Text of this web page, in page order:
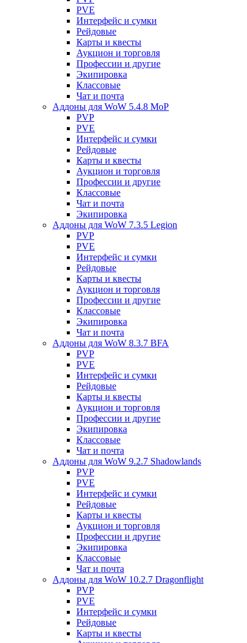
PVE
Интерфейс и сумки
Рейдовые
Карты и квесты
Аукцион и торговля
Профессии и другие
Экипировка
Классовые
Чат и почта
Аддоны для WoW 5.4.8 MoP
PVP
PVE
Интерфейс и сумки
Рейдовые
Карты и квесты
Аукцион и торговля
Профессии и другие
Классовые
Чат и почта
Экипировка
Аддоны для WoW 7.3.5 Legion
PVP
PVE
Интерфейс и сумки
Рейдовые
Карты и квесты
Аукцион и торговля
Профессии и другие
Классовые
Экипировка
Чат и почта
Аддоны для WoW 8.3.7 BFA
PVP
PVE
Интерфейс и сумки
Рейдовые
Карты и квесты
Аукцион и торговля
Профессии и другие
Экипировка
Классовые
Чат и почта
Аддоны для WoW 9.2.7 Shadowlands
PVP
PVE
Интерфейс и сумки
Рейдовые
Карты и квесты
Аукцион и торговля
Профессии и другие
Экипировка
Классовые
Чат и почта
Аддоны для WoW 10.2.7 Dragonflight
PVP
PVE
Интерфейс и сумки
Рейдовые
Карты и квесты